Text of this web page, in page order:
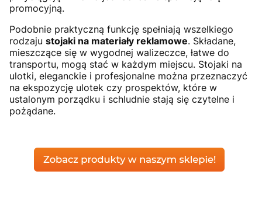
promocyjną.
Podobnie praktyczną funkcję spełniają wszelkiego
rodzaju stojaki na materiały reklamowe. Składane,
mieszczące się w wygodnej walizeczce, łatwe do
transportu, mogą stać w każdym miejscu. Stojaki na
ulotki, eleganckie i profesjonalne można przeznaczyć
na ekspozycję ulotek czy prospektów, które w
ustalonym porządku i schludnie stają się czytelne i
pożądane.